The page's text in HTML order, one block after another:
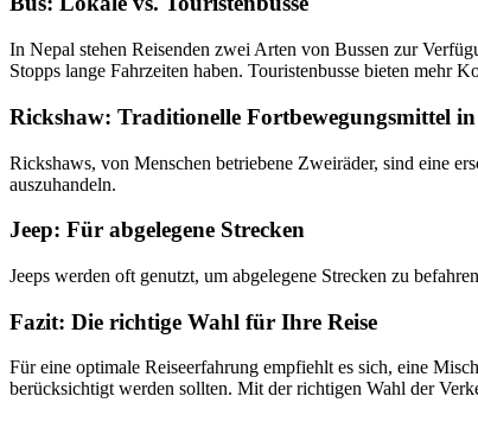
In Nepal stehen Reisenden zwei Arten von Bussen zur
Stopps lange Fahrzeiten haben. Touristenbusse bieten mehr
Rickshaw: Traditionelle Fortbewegungsmittel
Rickshaws, von Menschen betriebene Zweiräder, sind eine
auszuhandeln.
Jeep: Für abgelegene Strecken
Jeeps werden oft genutzt, um abgelegene Strecken zu
Fazit: Die richtige Wahl für Ihre Reise
Für eine optimale Reiseerfahrung empfiehlt es sich, eine
berücksichtigt werden sollten. Mit der richtigen Wahl der